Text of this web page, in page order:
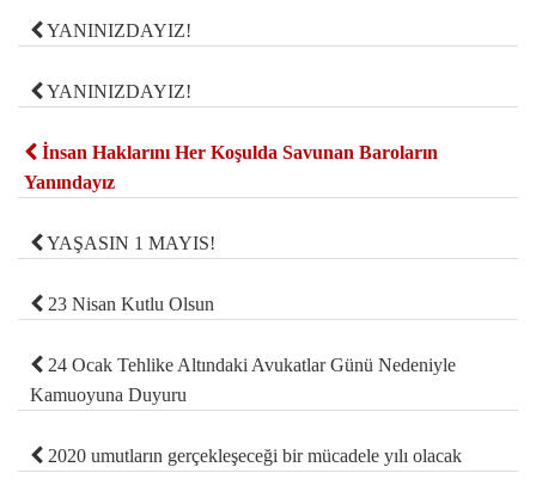
YANINIZDAYIZ!
YANINIZDAYIZ!
İnsan Haklarını Her Koşulda Savunan Baroların
Yanındayız
YAŞASIN 1 MAYIS!
23 Nisan Kutlu Olsun
24 Ocak Tehlike Altındaki Avukatlar Günü Nedeniyle
Kamuoyuna Duyuru
2020 umutların gerçekleşeceği bir mücadele yılı olacak